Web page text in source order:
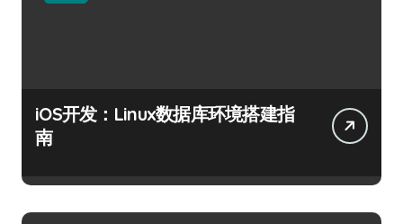
iOS开发：Linux数据库环境搭建指
南